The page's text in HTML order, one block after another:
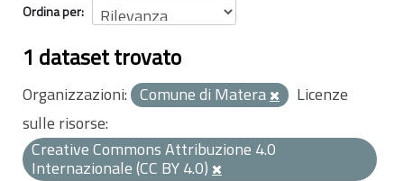
Ordina per
1 dataset trovato
Organizzazioni: Comune di Matera
Licenze
sulle risorse:
Creative Commons Attribuzione 4.0
Internazionale (CC BY 4.0)